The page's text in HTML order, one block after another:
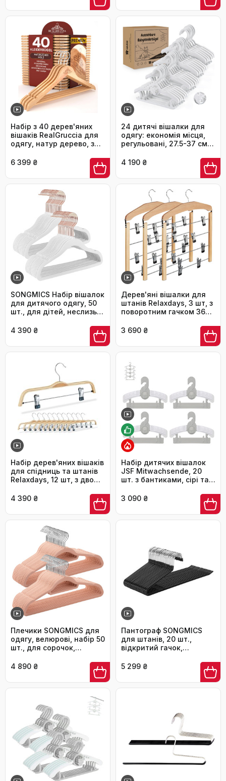
антиковзним стегном
Набір з 40 дерев'яних
вішаків RealGruccia для
одягу, натур дерево, з
антиковзні насічки,
скошений профіль,
22x45 см – для штанів,
костюмів, сорочок
6 399 ₴
24 дитячі вішалки для
одягу: економія місця,
регульовані, 27.5-37 см, з
штабелювання,
неслизькі, для малюків
та школярів, білі (24 шт.)
4 190 ₴
SONGMICS Набір вішалок
для дитячого одягу, 50
шт., для дітей, неслизькі,
рожеве золото, для
шафи, білий, CRF027W01
4 390 ₴
Дерев'яні вішалки для
штанів Relaxdays, 3 шт, з
поворотним гачком 360°,
дерево, 45,5x39x2,5 см
3 690 ₴
Набір дерев'яних вішаків
для спідниць та штанів
Relaxdays, 12 шт, з двома
поворотний гачок,
срібло, 37.5 см
4 390 ₴
Набір дитячих вішалок
JSF Mitwachsende, 20
шт. з бантиками, сірі та
антиковзаючі, економія
3 090 ₴
Плечики SONGMICS для
одягу, велюрові, набір 50
шт., для сорочок,
краваток, обертовий
гачок, 43,5 см, срібно-
рожевий
4 890 ₴
Пантограф SONGMICS
для штанів, 20 шт.,
відкритий гачок,
см CRI004-20
5 299 ₴